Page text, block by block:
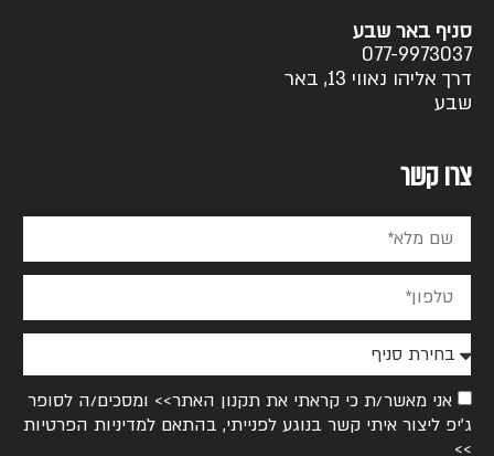
סניף באר שבע
077-9973037
דרך אליהו נאווי 13, באר
שבע
צרו קשר
אני מאשר/ת כי קראתי את תקנון האתר>> ומסכים/ה לסופר
ג׳יפ ליצור איתי קשר בנוגע לפנייתי, בהתאם למדיניות הפרטיות
>>